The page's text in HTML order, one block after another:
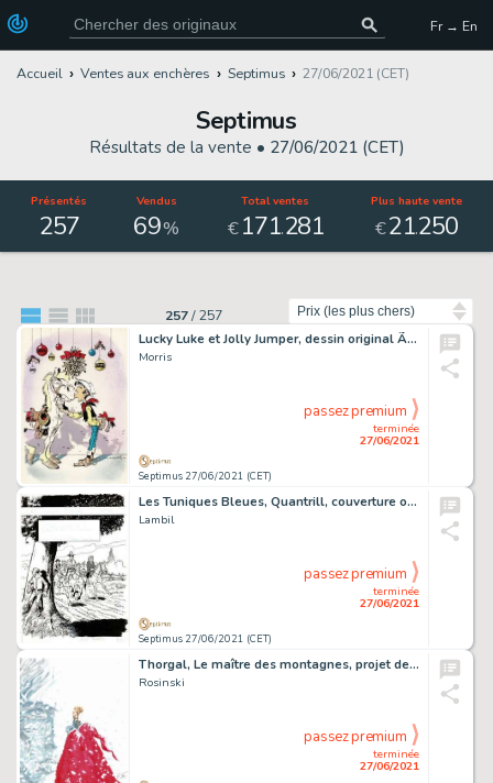
Fr → En
Accueil Ventes aux enchères Septimus 27/06/2021 (CET)
Septimus
Résultats de la vente • 27/06/2021 (CET)
Présentés
257
Vendus
69%
Total ventes
€171.281
Plus haute vente
€21.250
257/257
Lucky Luke et Jolly Jumper, dessin original Ã l'encre…
Morris
Septimus 27/06/2021 (CET)
terminée
27/06/2021
passez premium
Les Tuniques Bleues, Quantrill, couverture originale Ã …
Lambil
Septimus 27/06/2021 (CET)
terminée
27/06/2021
passez premium
Thorgal, Le maître des montagnes, projet de couverture…
Rosinski
terminée
27/06/2021
passez premium